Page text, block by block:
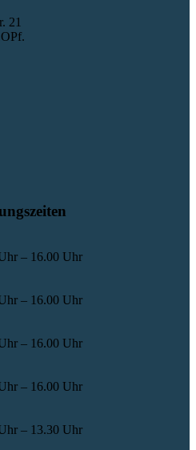
21
– 16.00 Uhr
– 16.00 Uhr
– 16.00 Uhr
– 16.00 Uhr
– 13.30 Uhr